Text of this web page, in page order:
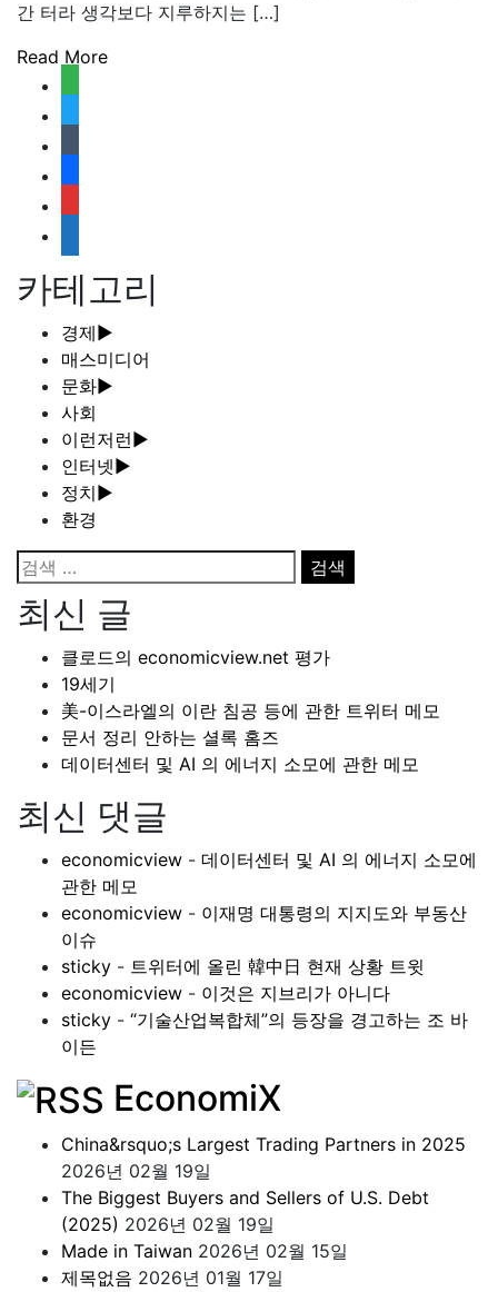
간 터라 생각보다 지루하지는 […]
Read More
document
카테고리
경제 ►
매스미디어
문화►
사회
이런저런 ►
인터넷 ►
정치 ►
환경
검
색:
최신 글
클로드의 economicview.net 평가
19세기
美-이스라엘의 이란 침공 등에 관한 트위터 메모
문서 정리 안하는 셜록 홈즈
데이터센터 및 AI 의 에너지 소모에 관한 메모
최신 댓글
economicview - 데이터센터 및 AI 의 에너지 소모에
관한 메모
economicview - 이재명 대통령의 지지도와 부동산
이슈
sticky - 트위터에 올린 韓中日 현재 상황 트윗
economicview - 이것은 지브리가 아니다
sticky - “기술산업복합체”의 등장을 경고하는 조 바
이든
EconomiX
China&rsquo;s Largest Trading Partners in 2025
2026년 02월 19일
The Biggest Buyers and Sellers of U.S. Debt
(2025) 2026년 02월 19일
Made in Taiwan 2026년 02월 15일
제목없음 2026년 01월 17일